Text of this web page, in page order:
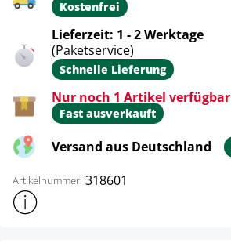
Kostenfrei
Lieferzeit: 1 - 2 Werktage
(Paketservice)
Schnelle Lieferung
Nur noch 1 Artikel verfügbar
Fast ausverkauft
Versand aus Deutschland
Artikelnummer: 318601
Weitere Produktinformationen anzeigen